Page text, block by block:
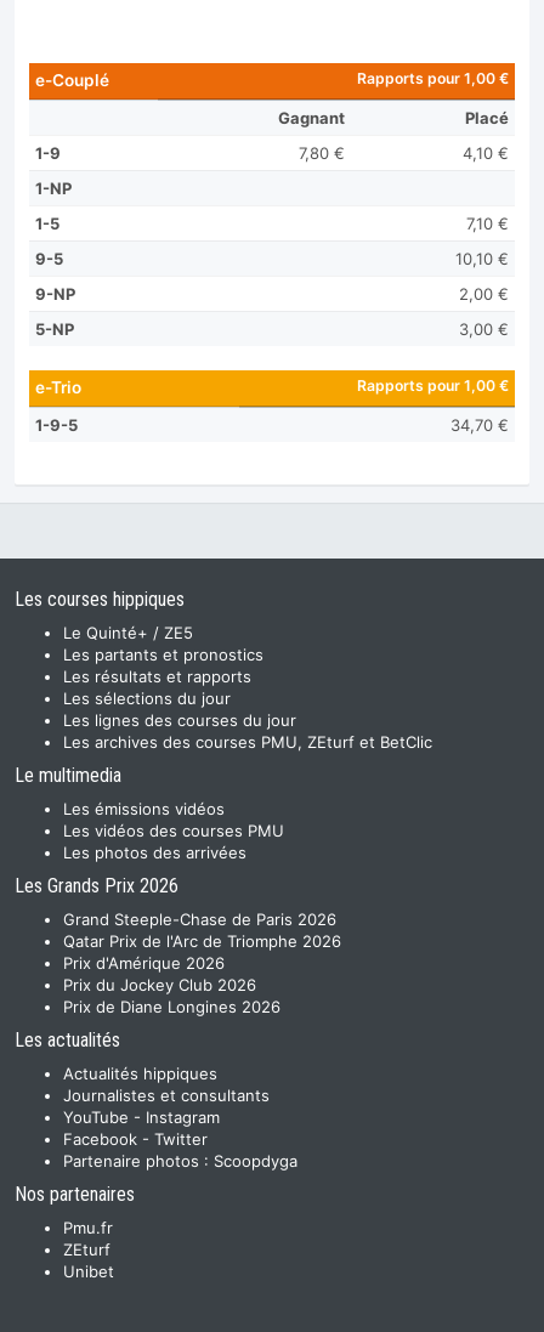
e-Couplé Rapports pour 1,00 €
Gagnant
Placé
1-9
7,80 €
4,10 €
1-NP
1-5
7,10 €
9-5
10,10 €
9-NP
2,00 €
5-NP
3,00 €
e-Trio Rapports pour 1,00 €
1-9-5 34,70 €
Les courses hippiques
Le Quinté+ / ZE5
Les partants et pronostics
Les résultats et rapports
Les sélections du jour
Les lignes des courses du jour
Les archives des courses PMU, ZEturf et BetClic
Le multimedia
Les émissions vidéos
Les vidéos des courses PMU
Les photos des arrivées
Les Grands Prix 2026
Grand Steeple-Chase de Paris 2026
Qatar Prix de l'Arc de Triomphe 2026
Prix d'Amérique 2026
Prix du Jockey Club 2026
Prix de Diane Longines 2026
Les actualités
Actualités hippiques
Journalistes et consultants
YouTube - Instagram
Facebook - Twitter
Partenaire photos : Scoopdyga
Nos partenaires
Pmu.fr
ZEturf
Unibet